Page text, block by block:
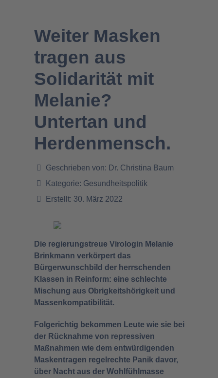
Weiter Masken
tragen aus
Solidarität mit
Melanie?
Untertan und
Herdenmensch.
Geschrieben von: Dr. Christina Baum
Kategorie: Gesundheitspolitik
Erstellt: 30. März 2022
Die regierungstreue Virologin Melanie
Brinkmann verkörpert das
Bürgerwunschbild der herrschenden
Klassen in Reinform: eine schlechte
Mischung aus Obrigkeitshörigkeit und
Massenkompatibilität.
Folgerichtig bekommen Leute wie sie bei
der Rücknahme von repressiven
Maßnahmen wie dem entwürdigenden
Maskentragen regelrechte Panik davor,
über Nacht aus der Wohlfühlmasse